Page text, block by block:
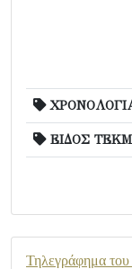
ΕΙΔΟΣ
Τηλεγράφημα